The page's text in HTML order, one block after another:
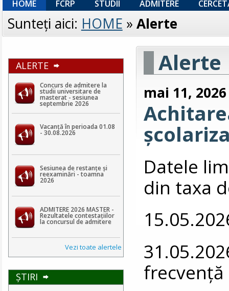
HOME FCRP STUDII ADMITERE
Sunteţi aici: HOME » Alerte
ALERTE
Concurs de admitere la
studii universitare de
masterat - sesiunea
septembrie 2026
Vacanță în perioada 01.08
- 30.08.2026
Sesiunea de restanțe și
reexaminări - toamna
2026
ADMITERE 2026 MASTER -
Rezultatele contestaţiilor
la concursul de admitere
Vezi toate alertele
ŞTIRI
Alerte
mai 11, 2026
Datele
din taxa